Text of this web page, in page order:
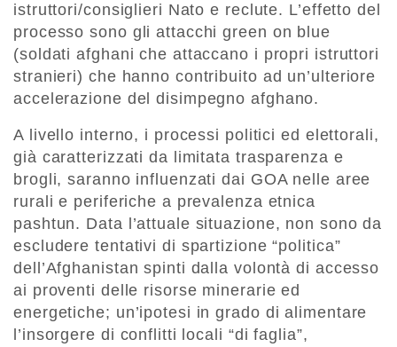
istruttori/consiglieri Nato e reclute. L’effetto del
processo sono gli attacchi green on blue
(soldati afghani che attaccano i propri istruttori
stranieri) che hanno contribuito ad un’ulteriore
accelerazione del disimpegno afghano.
A livello interno, i processi politici ed elettorali,
già caratterizzati da limitata trasparenza e
brogli, saranno influenzati dai GOA nelle aree
rurali e periferiche a prevalenza etnica
pashtun. Data l’attuale situazione, non sono da
escludere tentativi di spartizione “politica”
dell’Afghanistan spinti dalla volontà di accesso
ai proventi delle risorse minerarie ed
energetiche; un’ipotesi in grado di alimentare
l’insorgere di conflitti locali “di faglia”,